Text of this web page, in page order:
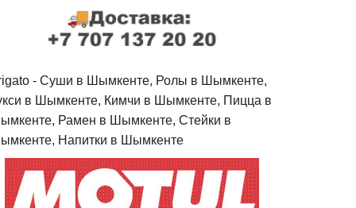
- Cуши в Шымкенте, Ролы в Шымкенте,
в Шымкенте, Кимчи в Шымкенте, Пицца в
Рамен в Шымкенте, Стейки в
Напитки в Шымкенте